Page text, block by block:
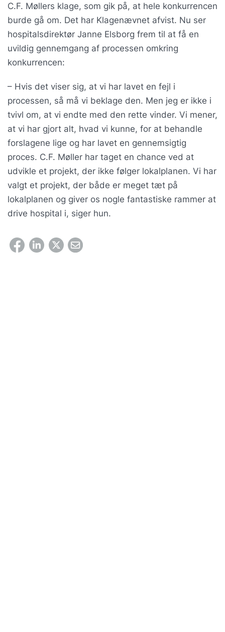
C.F. Møllers klage, som gik på, at hele konkurrencen
burde gå om. Det har Klagenævnet afvist. Nu ser
hospitalsdirektør Janne Elsborg frem til at få en
uvildig gennemgang af processen omkring
konkurrencen:
– Hvis det viser sig, at vi har lavet en fejl i
processen, så må vi beklage den. Men jeg er ikke i
tvivl om, at vi endte med den rette vinder. Vi mener,
at vi har gjort alt, hvad vi kunne, for at behandle
forslagene lige og har lavet en gennemsigtig
proces. C.F. Møller har taget en chance ved at
udvikle et projekt, der ikke følger lokalplanen. Vi har
valgt et projekt, der både er meget tæt på
lokalplanen og giver os nogle fantastiske rammer at
drive hospital i, siger hun.